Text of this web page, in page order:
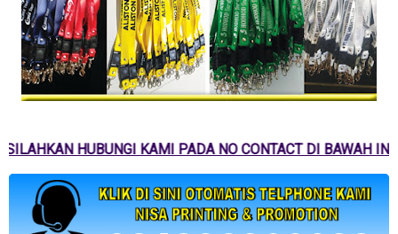
SILAHKAN HUBUNGI KAMI PADA NO CONTACT DI BAWAH INI